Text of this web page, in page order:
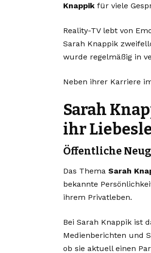
Knappik für viele
Reality-TV lebt von
Sarah Knappik
wurde regelmäßig in
Neben ihrer Karriere
Sarah
ihr
Öffentliche
Das Thema Sarah
bekannte
ihrem Privatleben.
Bei Sarah Knappik ist
Medienberichten und
ob sie aktuell einen